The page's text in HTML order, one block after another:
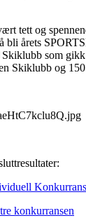
tett og
bli årets
som
Skiklubb og
konkurransen